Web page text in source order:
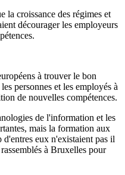
la croissance des régimes et
décourager les employeurs
à trouver le bon
personnes et les employés à
de nouvelles compétences.
de l'information et les
mais la formation aux
eux n'existaient pas il
à Bruxelles pour